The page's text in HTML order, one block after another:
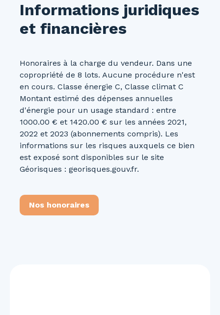
Informations juridiques
et financières
Honoraires à la charge du vendeur. Dans une
copropriété de 8 lots. Aucune procédure n'est
en cours. Classe énergie C, Classe climat C
Montant estimé des dépenses annuelles
d'énergie pour un usage standard : entre
1000.00 € et 1420.00 € sur les années 2021,
2022 et 2023 (abonnements compris). Les
informations sur les risques auxquels ce bien
est exposé sont disponibles sur le site
Géorisques : georisques.gouv.fr.
Nos honoraires